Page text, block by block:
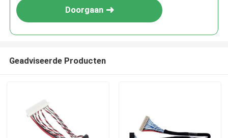
Doorgaan
Geadviseerde Producten